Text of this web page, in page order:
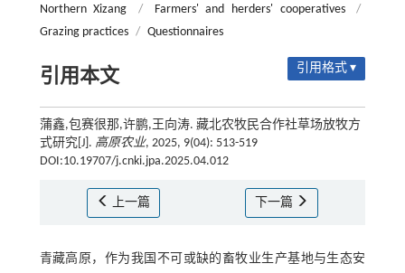
Northern Xizang / Farmers' and herders' cooperatives
/
Grazing practices / Questionnaires
引用本文 引用格式 ▾
蒲鑫,包赛很那,许鹏,王向涛. 藏北农牧民合作社草场放牧方
式研究[J]. 高原农业, 2025, 9(04): 513-519
DOI:10.19707/j.cnki.jpa.2025.04.012
上一篇 下一篇
青藏高原，作为我国不可或缺的畜牧业生产基地与生态安